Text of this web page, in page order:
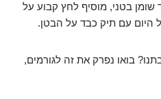
שומן בטני, מוסיף לחץ קבוע על
היום עם תיק כבד על הבטן.
בואו נפרק את זה לגורמים,